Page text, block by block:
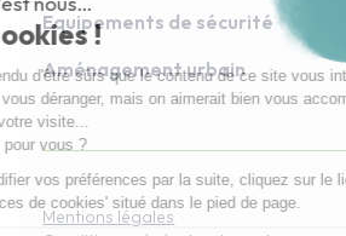
Equipements de sécurité
Aménagement urbain
Mentions légales